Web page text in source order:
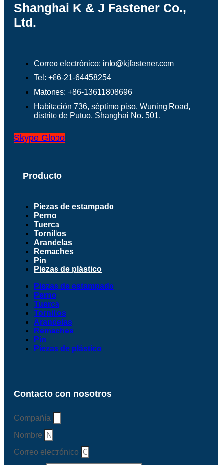
Shanghai K & J Fastener Co.,
Ltd.
Correo electrónico: info@kjfastener.com
Tel: +86-21-64458254
Matones: +86-13611808696
Habitación 736, séptimo piso. Wuning Road,
distrito de Putuo, Shanghai No. 501.
Skype Globo
Producto
Piezas de estampado
Perno
Tuerca
Tornillos
Arandelas
Remaches
Pin
Piezas de plástico
Piezas de estampado
Perno
Tuerca
Tornillos
Arandelas
Remaches
Pin
Piezas de plástico
Contacto con nosotros
Compañía
Nombre
Correo electrónico